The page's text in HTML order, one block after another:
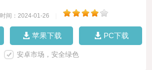
时间：2024-01-26
苹果下载 PC下载
安卓市场，安全绿色